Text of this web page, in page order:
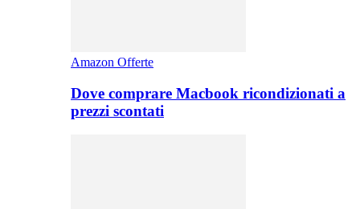
Amazon Offerte
Dove comprare Macbook ricondizionati a
prezzi scontati